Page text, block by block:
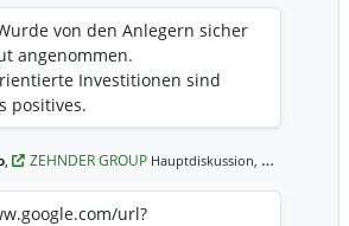
von den Anlegern sicher
angenommen.
Investitionen sind
positives.
, ZEHNDER GROUP Hauptdiskussion,
url?